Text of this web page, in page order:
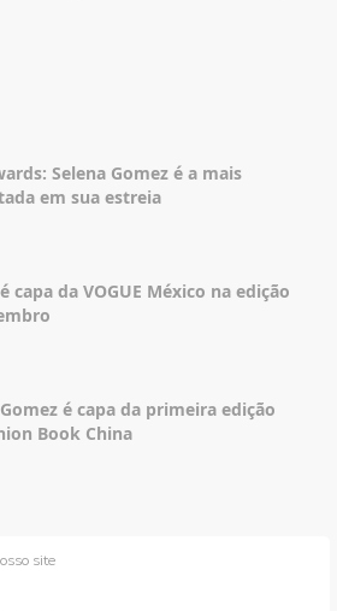
Selena Gomez é a mais
em sua estreia
capa da VOGUE México na edição
é capa da primeira edição
Book China
site